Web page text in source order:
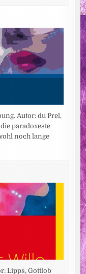
Autor: du Prel,
paradoxeste
noch lange
Lipps, Gottlob